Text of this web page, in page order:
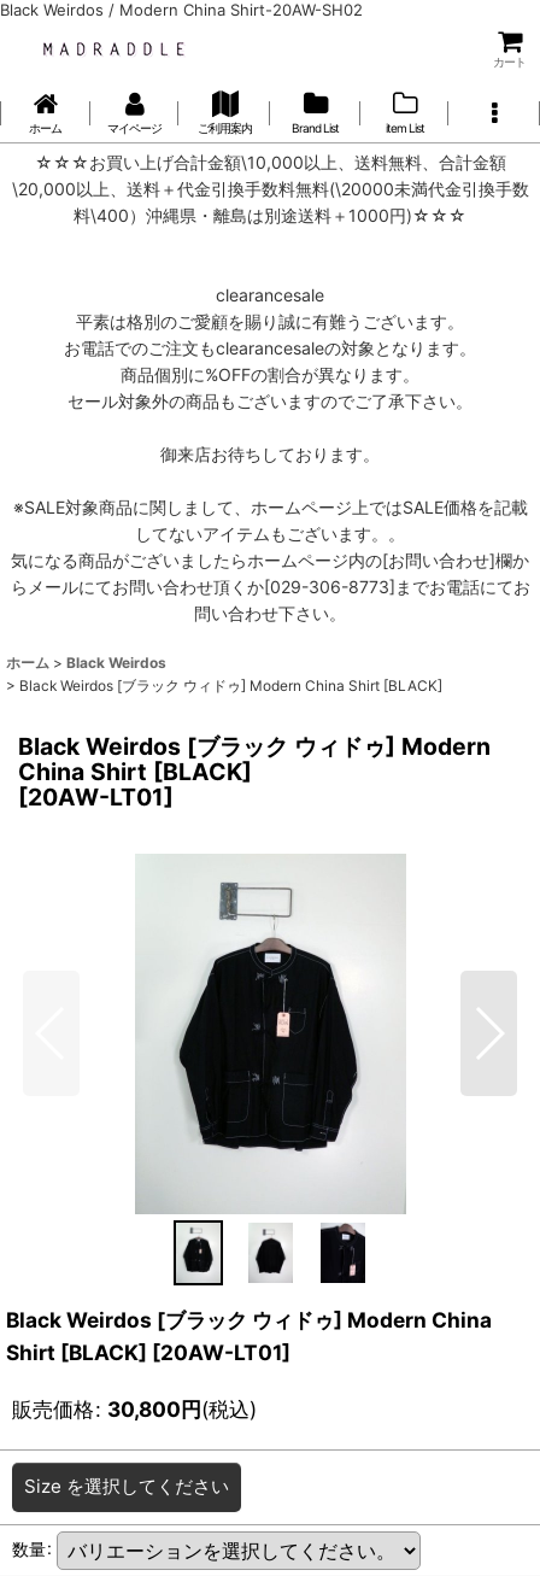
Black Weirdos / Modern China Shirt-20AW-SH02
カート
ホーム マイページ ご利用案内 Brand List item List
☆☆☆お買い上げ合計金額\10,000以上、送料無料、合計金額
\20,000以上、送料＋代金引換手数料無料(\20000未満代金引換手数
料\400）沖縄県・離島は別途送料＋1000円)☆☆☆
clearancesale
平素は格別のご愛顧を賜り誠に有難うございます。
お電話でのご注文もclearancesaleの対象となります。
商品個別に%OFFの割合が異なります。
セール対象外の商品もございますのでご了承下さい。
御来店お待ちしております。
※SALE対象商品に関しまして、ホームページ上ではSALE価格を記載
してないアイテムもございます。。
気になる商品がございましたらホームページ内の[お問い合わせ]欄か
らメールにてお問い合わせ頂くか[029-306-8773]までお電話にてお
問い合わせ下さい。
ホーム > Black Weirdos
> Black Weirdos [ブラック ウィドゥ] Modern China Shirt [BLACK]
Black Weirdos [ブラック ウィドゥ] Modern
China Shirt [BLACK]
[20AW-LT01]
Black Weirdos [ブラック ウィドゥ] Modern China
Shirt [BLACK] [20AW-LT01]
販売価格: 30,800円(税込)
Size を選択してください
数量: